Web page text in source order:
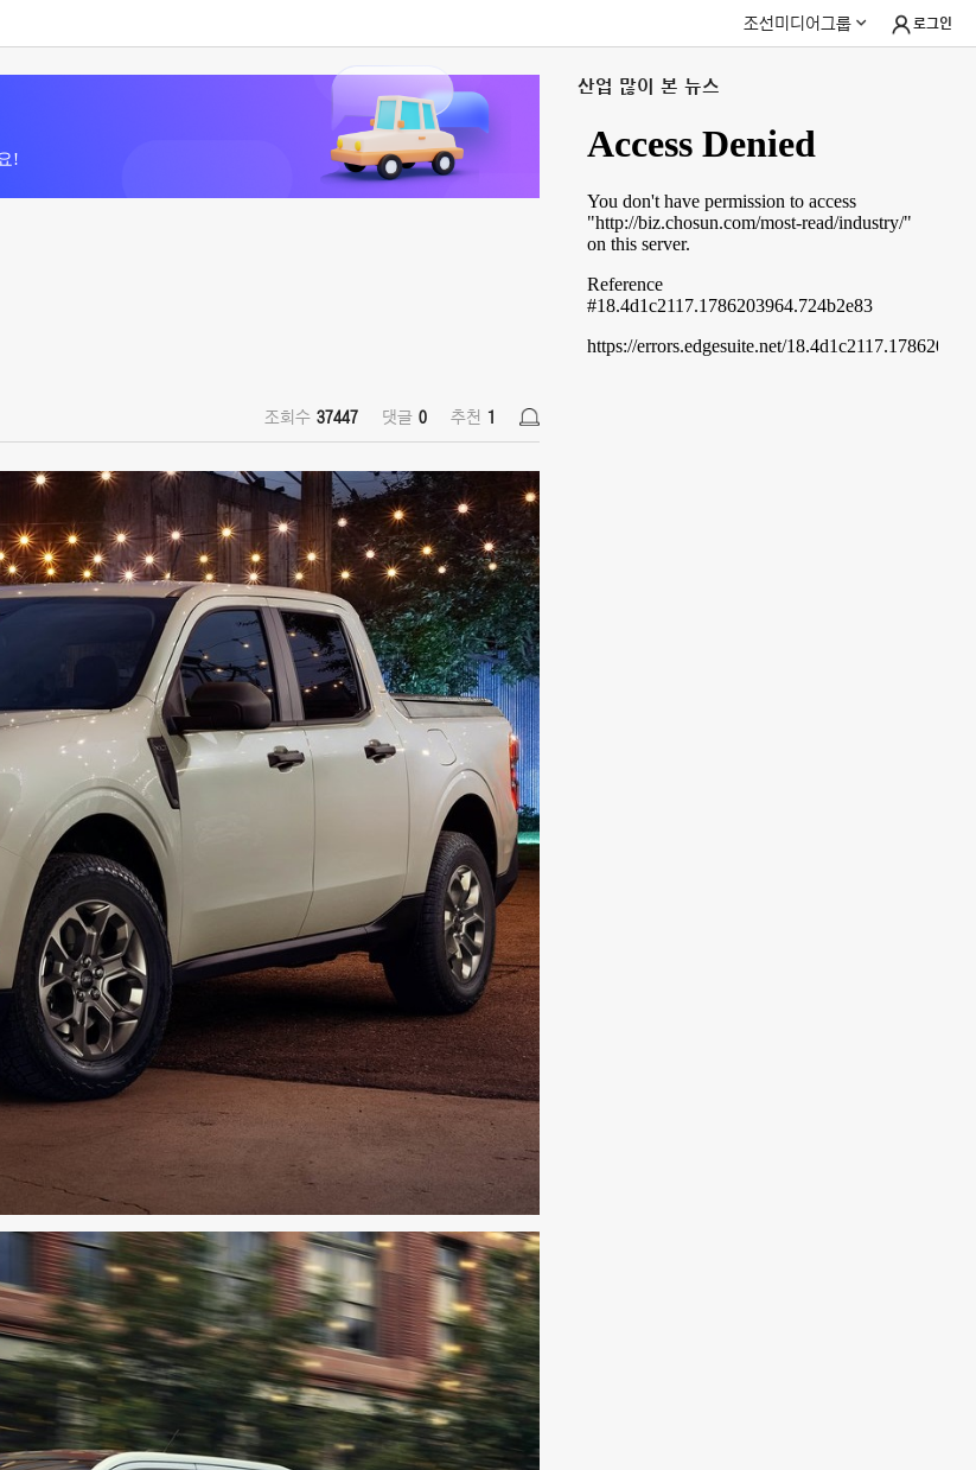
조선미디어그룹 로그인
!
조회수 37447 댓글 0 추천 1
산업 많이 본 뉴스